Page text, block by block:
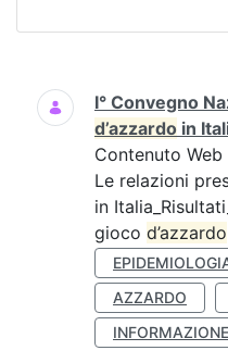
Ricerca
I° Convegno
d’azzardo in
Contenuto Web
Le relazioni
in
gioco d’azzardo
AZZARDO
INFORMAZIONE